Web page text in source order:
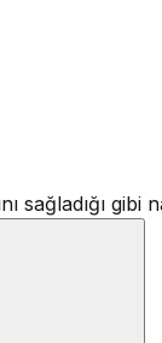
gibi